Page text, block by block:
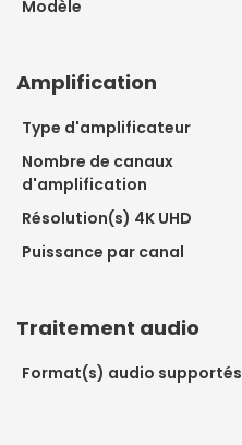
Modèle
Amplification
Type d'amplificateur
Nombre de canaux
d'amplification
Résolution(s) 4K UHD
Puissance par canal
Traitement audio
Format(s) audio supportés